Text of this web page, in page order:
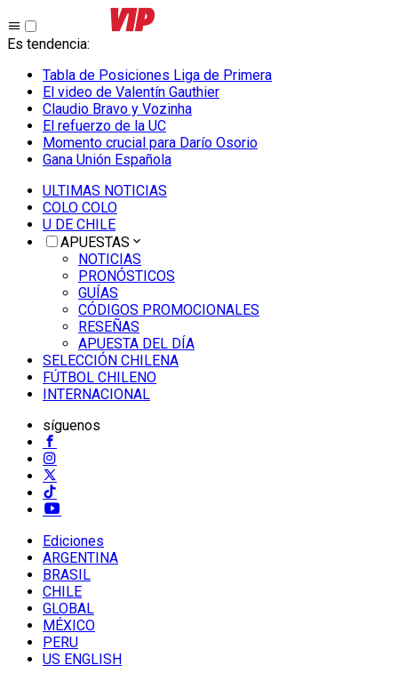
Es tendencia:
Tabla de Posiciones Liga de Primera
El video de Valentín Gauthier
Claudio Bravo y Vozinha
El refuerzo de la UC
Momento crucial para Darío Osorio
Gana Unión Española
ULTIMAS NOTICIAS
COLO COLO
U DE CHILE
APUESTAS
NOTICIAS
PRONÓSTICOS
GUÍAS
CÓDIGOS PROMOCIONALES
RESEÑAS
APUESTA DEL DÍA
SELECCIÓN CHILENA
FÚTBOL CHILENO
INTERNACIONAL
síguenos
Ediciones
ARGENTINA
BRASIL
CHILE
GLOBAL
MÉXICO
PERU
US ENGLISH